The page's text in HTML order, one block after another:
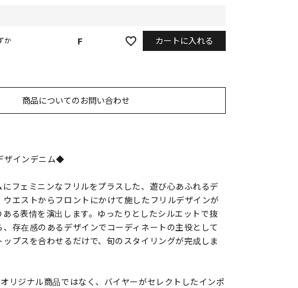
F
か カートに入れる
商品についてのお問い合わせ
ザインデニム◆
にフェミニンなフリルをプラスした、遊び心あふれるデ
ウエストからフロントにかけて施したフリルデザインが
ある表情を演出します。ゆったりとしたシルエットで抜
、存在感のあるデザインでコーディネートの主役として
ップスを合わせるだけで、旬のスタイリングが完成しま
リジナル商品ではなく、バイヤーがセレクトしたインポ